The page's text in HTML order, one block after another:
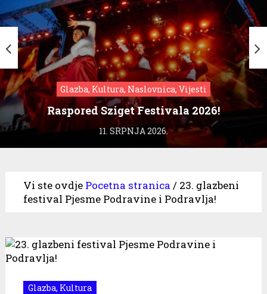
Glazba, Kultura, Naslovnica, Vijesti
Raspored Sziget Festivala 2026!
11. SRPNJA 2026.
Vi ste ovdje Pocetna stranica / 23. glazbeni
festival Pjesme Podravine i Podravlja!
Glazba, Kultura